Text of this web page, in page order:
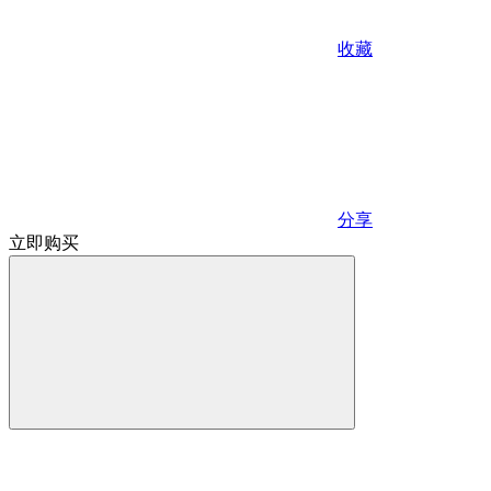
收藏
分享
立即购买